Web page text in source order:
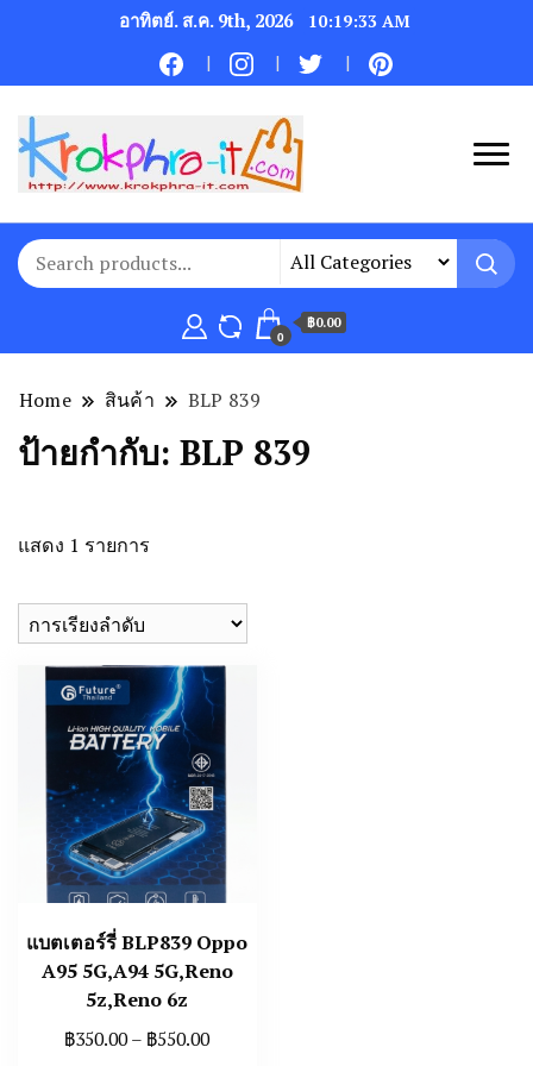
อาทิตย์. ส.ค. 9th, 2026 10:19:33 AM
0
฿0.00
Home สินค้า BLP 839
ป้ายกำกับ: BLP 839
แสดง 1 รายการ
แบตเตอร์รี่ BLP839 Oppo
A95 5G,A94 5G,Reno
5z,Reno 6z
฿350.00– ฿550.00Price